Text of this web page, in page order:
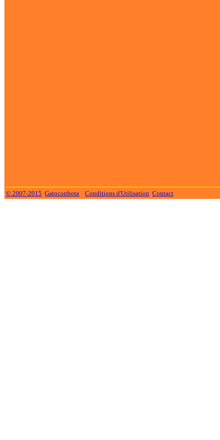
© 2007-2015 Gatoconbota Conditions d'Utilisation Contact